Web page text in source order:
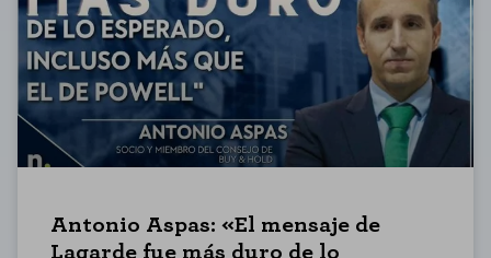
Antonio Aspas: «El mensaje de
Lagarde fue más duro de lo
CONFIGURACIÓN DE COOKIES
RECHAZAR TODO